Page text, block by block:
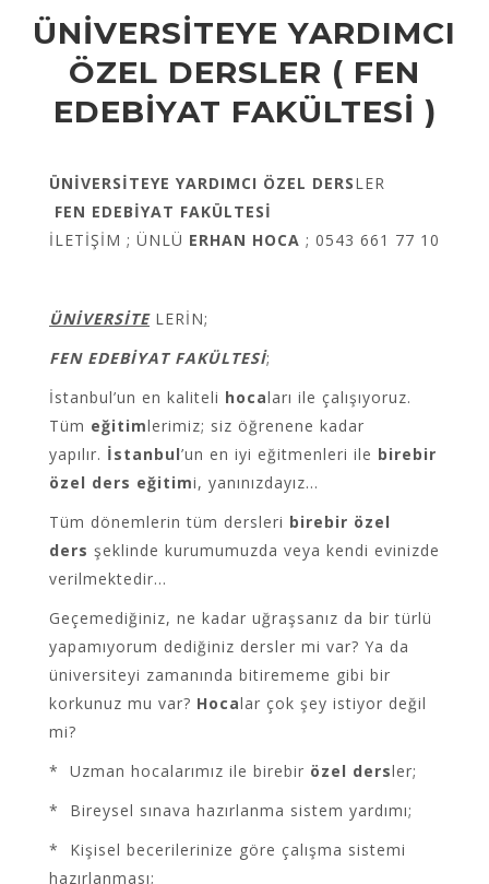
ÜNİVERSİTEYE YARDIMCI
ÖZEL DERSLER ( FEN
EDEBİYAT FAKÜLTESİ )
ÜNİVERSİTEYE YARDIMCI ÖZEL DERSLER
FEN EDEBİYAT FAKÜLTESİ
İLETİŞİM ; ÜNLÜ ERHAN HOCA ; 0543 661 77 10
ÜNİVERSİTELERİN;
FEN EDEBİYAT FAKÜLTESİ;
İstanbul’un en kaliteli hocaları ile çalışıyoruz.
Tüm eğitimlerimiz; siz öğrenene kadar
yapılır. İstanbul’un en iyi eğitmenleri ile birebir
özel ders eğitimi, yanınızdayız…
Tüm dönemlerin tüm dersleri birebir özel
ders şeklinde kurumumuzda veya kendi evinizde
verilmektedir…
Geçemediğiniz, ne kadar uğraşsanız da bir türlü
yapamıyorum dediğiniz dersler mi var? Ya da
üniversiteyi zamanında bitirememe gibi bir
korkunuz mu var? Hocalar çok şey istiyor değil
mi?
* Uzman hocalarımız ile birebir özel dersler;
* Bireysel sınava hazırlanma sistem yardımı;
* Kişisel becerilerinize göre çalışma sistemi
hazırlanması;